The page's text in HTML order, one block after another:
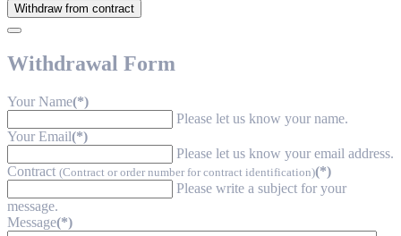
Withdraw from contract
Withdrawal Form
Your Name(*)
Please let us know your name.
Your Email(*)
Please let us know your email address.
Contract (Contract or order number for contract identification)(*)
Please write a subject for your
message.
Message(*)